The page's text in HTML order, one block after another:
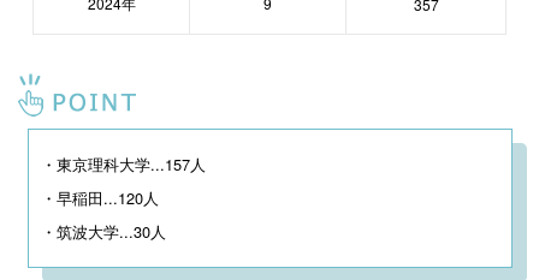
・東京理科大学...157人
・早稲田...120人
・筑波大学...30人